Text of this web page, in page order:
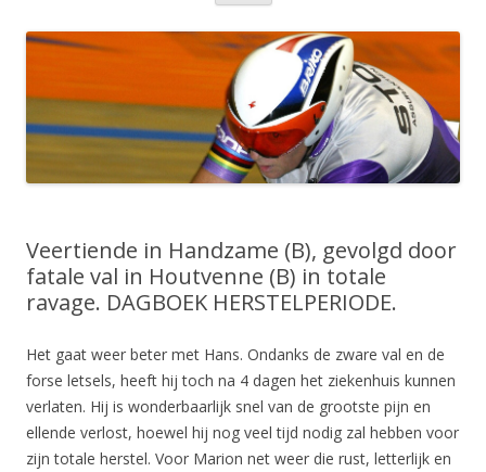
inhoud
Veertiende in Handzame (B), gevolgd door
fatale val in Houtvenne (B) in totale
ravage. DAGBOEK HERSTELPERIODE.
Het gaat weer beter met Hans. Ondanks de zware val en de
forse letsels, heeft hij toch na 4 dagen het ziekenhuis kunnen
verlaten. Hij is wonderbaarlijk snel van de grootste pijn en
ellende verlost, hoewel hij nog veel tijd nodig zal hebben voor
zijn totale herstel. Voor Marion net weer die rust, letterlijk en